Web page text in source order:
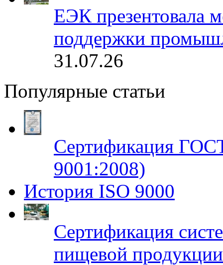
ЕЭК презентовала
поддержки
31.07.26
Популярные статьи
Сертификация
9001:2008)
История ISO 9000
Сертификация
пищевой